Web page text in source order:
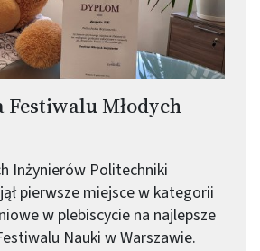
Festiwalu Młodych
Inżynierów Politechniki
pierwsze miejsce w kategorii
w plebiscycie na najlepsze
Nauki w Warszawie.